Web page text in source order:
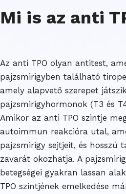
Mi is az anti
Az anti TPO olyan antitest,
pajzsmirigyben található
amely alapvető szerepet
pajzsmirigyhormonok (T3 és
Amikor az anti TPO szintje
autoimmun reakcióra utal,
pajzsmirigy sejtjeit, és hosszú
zavarát okozhatja. A
betegségei gyakran lassan
TPO szintjének emelkedése